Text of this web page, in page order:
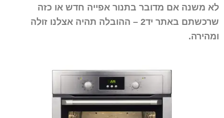
לא משנה אם מדובר בתנור אפייה חדש או כזה
שרכשתם באתר יד2 – ההובלה תהיה אצלנו זולה
ומהירה.